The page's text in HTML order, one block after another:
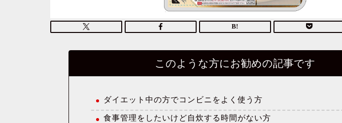
このような方にお勧めの記事です
ダイエット中の方でコンビニをよく使う方
食事管理をしたいけど自炊する時間がない方